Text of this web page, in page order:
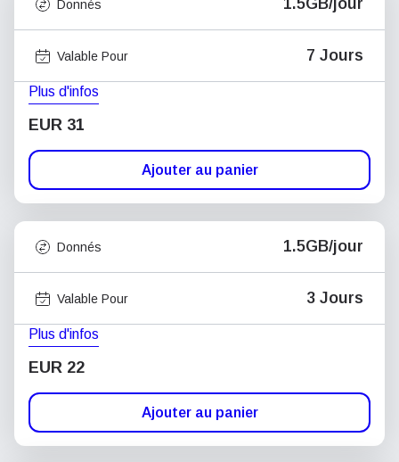
Donnés 1.5GB/jour
Valable Pour 7 Jours
Plus d'infos
EUR 31
Ajouter au panier
Donnés 1.5GB/jour
Valable Pour 3 Jours
Plus d'infos
EUR 22
Ajouter au panier